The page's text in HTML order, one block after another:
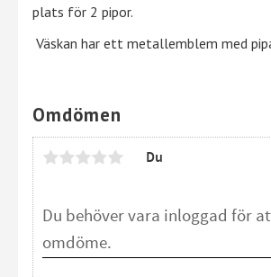
plats för 2 pipor.
Väskan har ett metallemblem med
Omdömen
Du